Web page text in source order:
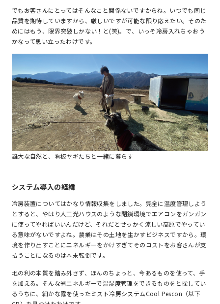
でもお客さんにとってはそんなこと関係ないですからね。いつでも同じ
品質を期待していますから、厳しいですが可能な限り応えたい。そのた
めにはもう、限界突破しかない！と(笑)。で、いっそ冷房入れちゃおう
かなって思い立ったわけです。
雄大な自然と、看板ヤギたちと一緒に暮らす
システム導入の経緯
冷房装置についてはかなり情報収集をしました。完全に温度管理しよう
とすると、やはり人工光ハウスのような閉鎖環境でエアコンをガンガン
に使ってやればいいんだけど、それだとせっかく涼しい高原でやってい
る意味がないですよね。農業はその土地を生かすビジネスですから。環
境を作り出すことにエネルギーをかけすぎてそのコストをお客さんが支
払うことになるのは本末転倒です。
地の利の本質を踏み外さず、ほんのちょっと、今あるものを使って、手
を加える。そんな省エネルギーで温湿度管理をできるものをと探してい
るうちに、細かな霧を使ったミスト冷房システムCool Pescon（以下